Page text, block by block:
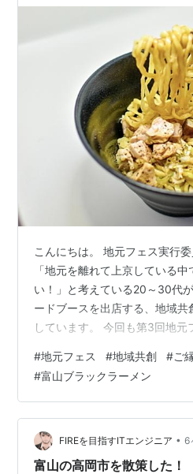
こんにちは。 地元フェス実行
「地元を離れて上京している
い！」と考えている20～30代
ードブースを出店する、地域
しています。 今回も第3回地元
す。 ・富山と東京を繋ぐ！「い
てに出店！ 「いいちゃ富山」さ
にもご出店いただきました。
方に楽しんでいただき、大変
も、ぜひご期待ください。 みな
を思い浮かべますか？ 富山県は
#地元フェス #地域共創 #ご
#富山ブラックラーメン
FIREを目指すITエンジニア • 6
富山の高岡市を散策した！